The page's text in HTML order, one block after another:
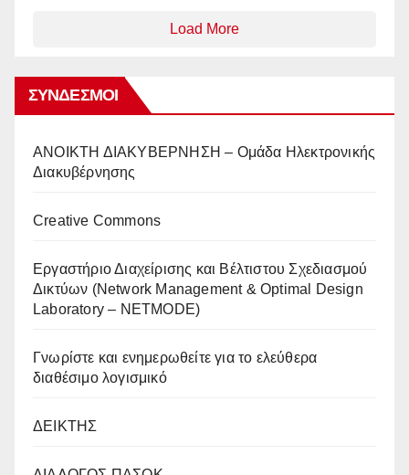
Load More
ΣΎΝΔΕΣΜΟΙ
AΝΟΙΚΤΗ ΔΙΑΚΥΒΕΡΝΗΣΗ – Ομάδα Ηλεκτρονικής
Διακυβέρνησης
Creative Commons
Eργαστήριο Διαχείρισης και Βέλτιστου Σχεδιασμού
Δικτύων (Network Management & Optimal Design
Laboratory – NETMODE)
Γνωρίστε και ενημερωθείτε για το ελεύθερα
διαθέσιμο λογισμικό
ΔΕΙΚΤΗΣ